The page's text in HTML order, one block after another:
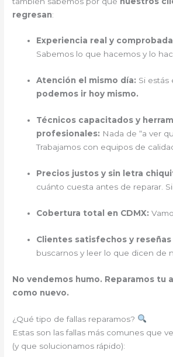
regresan:
Experiencia real y
Sabemos lo que hacemos y lo
Atención el mismo día: Si estás
podemos ir hoy mismo.
Técnicos capacitados y
profesionales: Nada de “a ver
Trabajamos con equipos de
Precios justos y sin letra
cuánto cuesta antes de reparar.
Cobertura total en CDMX:
Clientes satisfechos y reseñas
buscarnos y leer lo que dicen de
No vendemos humo. Reparamos tu
como nuevo.
¿Qué tipo de fallas reparamos?
Estas son las fallas más comunes que
(y que solucionamos rápido):